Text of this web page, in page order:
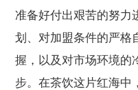
准备好付出艰苦的努力
划、对加盟条件的严格
握，以及对市场环境的
步。在茶饮这片红海中